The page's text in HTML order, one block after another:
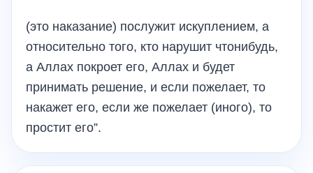
(это наказание) послужит искуплением, а
относительно того, кто нарушит чтонибудь,
а Аллах покроет его, Аллах и будет
принимать решение, и если пожелает, то
накажет его, если же пожелает (иного), то
простит его”.